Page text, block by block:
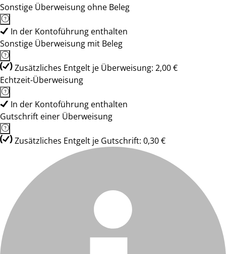
Sonstige Überweisung ohne Beleg
In der Kontoführung enthalten
Sonstige Überweisung mit Beleg
Zusätzliches Entgelt je Überweisung: 2,00 €
Echtzeit-Überweisung
In der Kontoführung enthalten
Gutschrift einer Überweisung
Zusätzliches Entgelt je Gutschrift: 0,30 €